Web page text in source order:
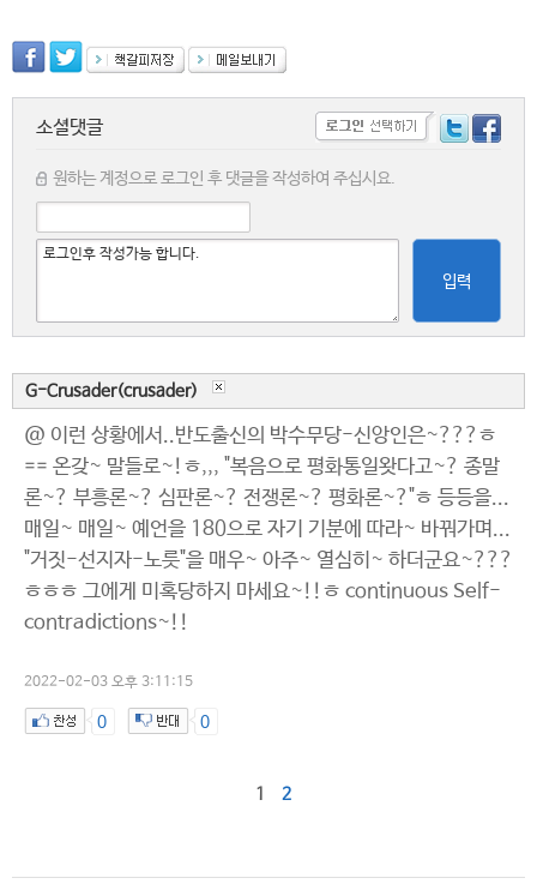
소셜댓글
원하는 계정으로 로그인 후 댓글을 작성하여 주십시요.
입력
G-Crusader(crusader)
@ 이런 상황에서..반도출신의 박수무당-신앙인은~???ㅎ
== 온갖~ 말들로~!ㅎ,,, "복음으로 평화통일왓다고~? 종말
론~? 부흥론~? 심판론~? 전쟁론~? 평화론~?"ㅎ 등등을...
매일~ 매일~ 예언을 180으로 자기 기분에 따라~ 바꿔가며...
"거짓-선지자-노릇"을 매우~ 아주~ 열심히~ 하더군요~???
ㅎㅎㅎ 그에게 미혹당하지 마세요~!!ㅎ continuous Self-
contradictions~!!
2022-02-03 오후 3:11:15
0 0
1 2